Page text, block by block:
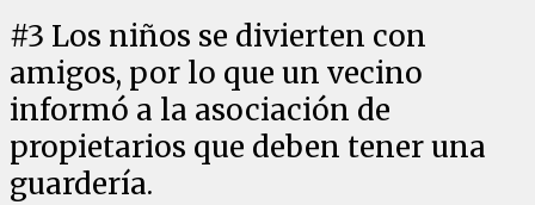
#3 Los niños se divierten con
amigos, por lo que un vecino
informó a la asociación de
propietarios que deben tener una
guardería.